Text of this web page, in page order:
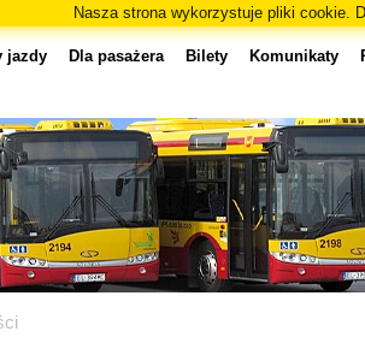
Nasza strona wykorzystuje pliki cookie.
jazdy Dla pasażera Bilety Komunikaty